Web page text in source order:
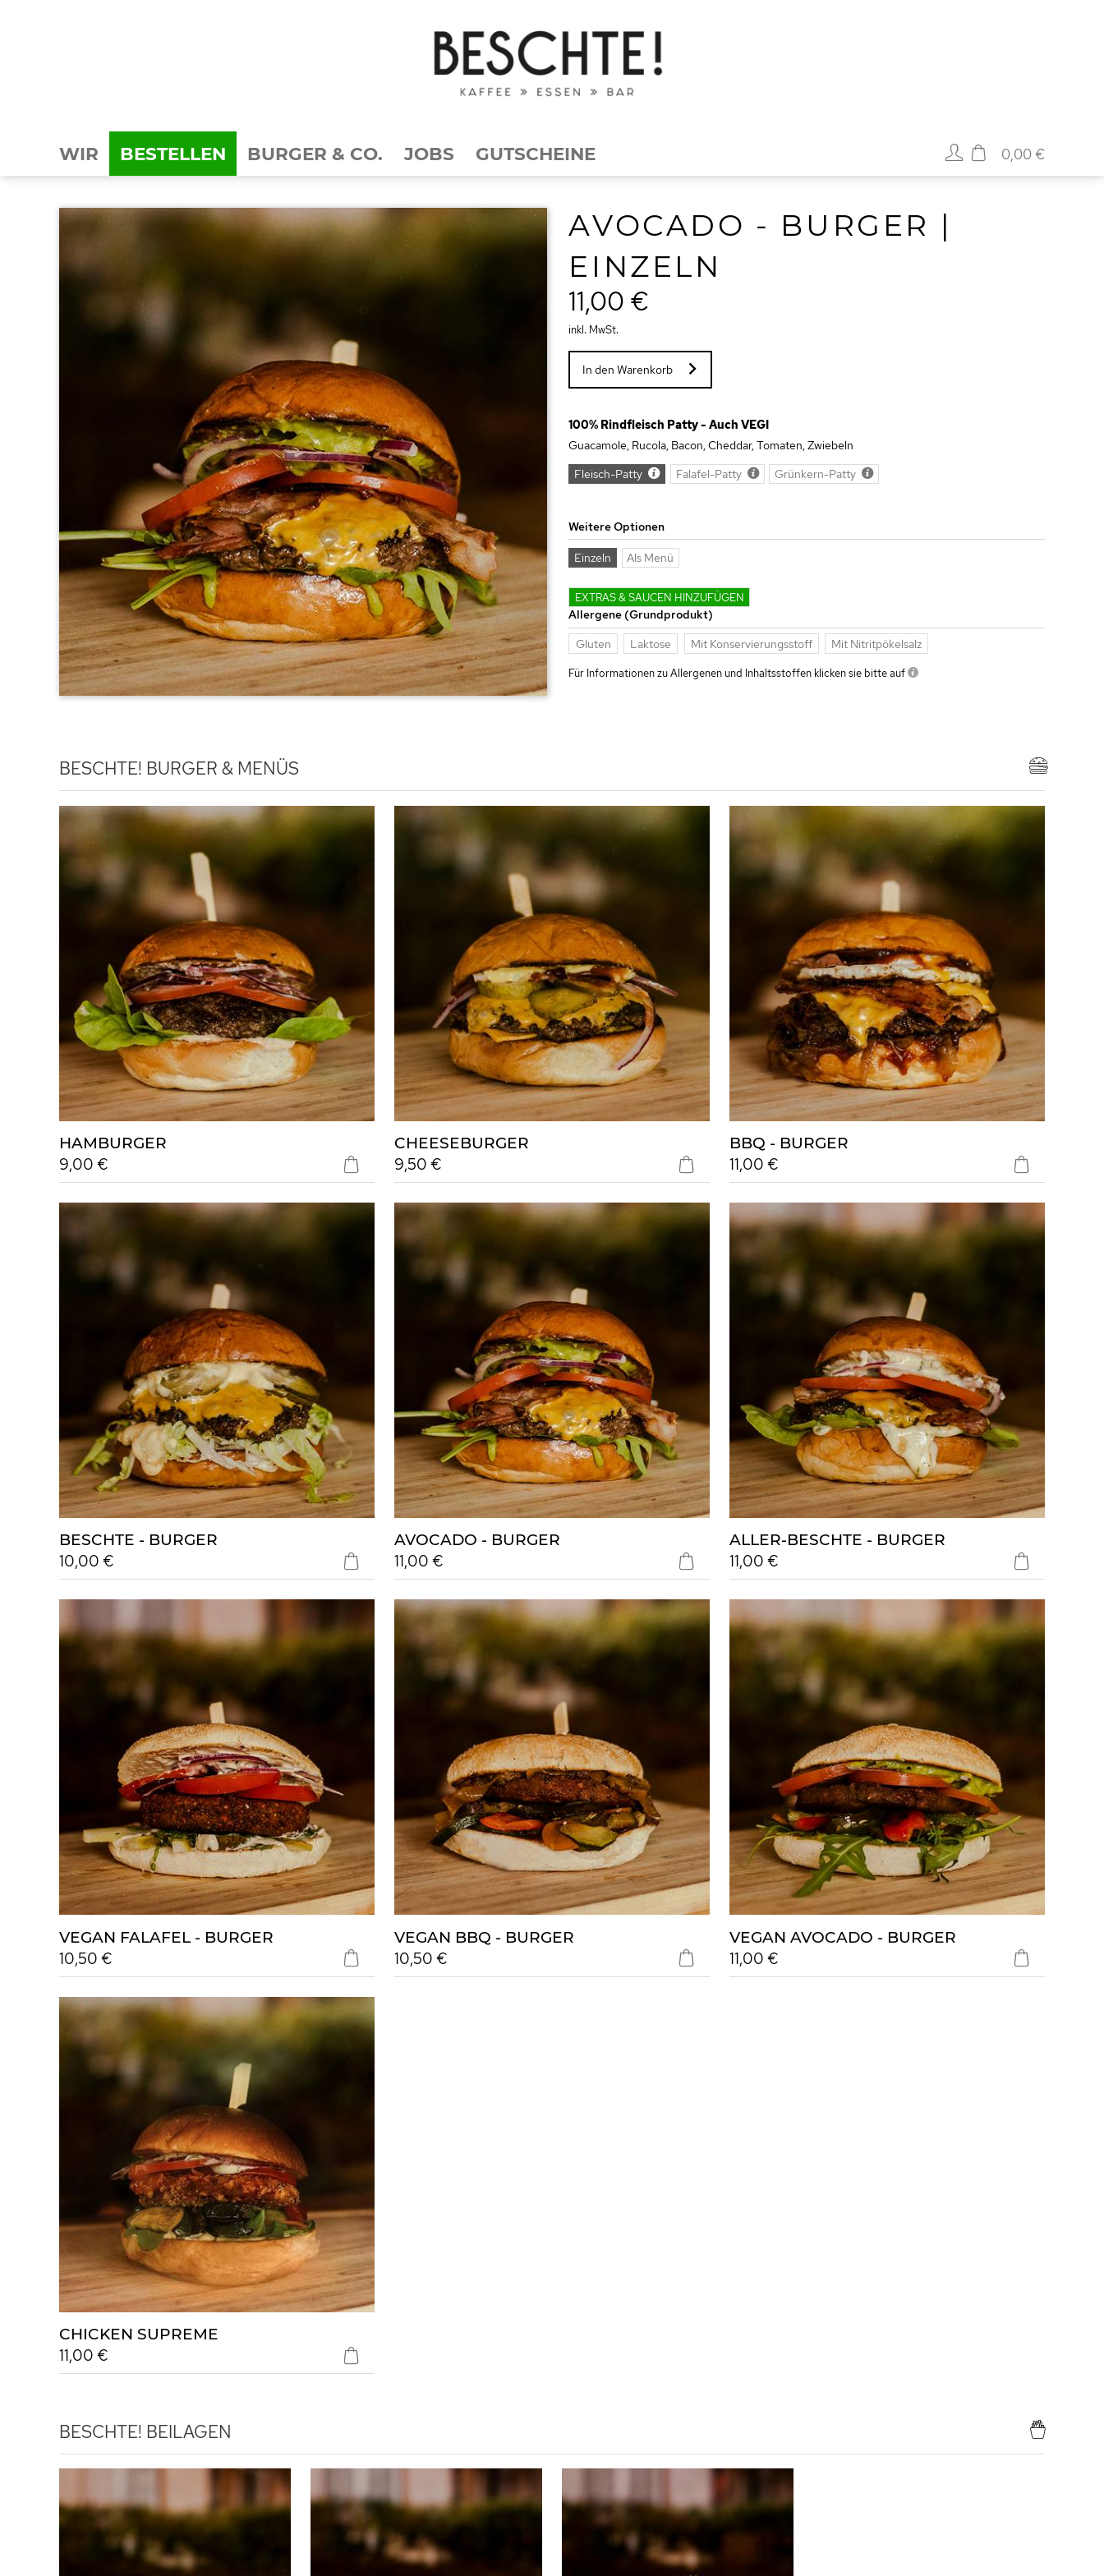
WIR
BESTELLEN
BEILAGEN
SALATE
GETRÄNKE
BURGER & CO. JOBS GUTSCHEINE 0,00 €
AVOCADO - BURGER |
EINZELN
11,00 €
inkl. MwSt.
In den Warenkorb
100% Rindfleisch Patty - Auch VEGI
Guacamole, Rucola, Bacon, Cheddar, Tomaten, Zwiebeln
Fleisch-Patty
Falafel-Patty Grünkern-Patty
Weitere Optionen
Einzeln Als Menü
EXTRAS & SAUCEN HINZUFÜGEN
Allergene (Grundprodukt)
Gluten
Laktose Mit Konservierungsstoff Mit Nitritpökelsalz
Für Informationen zu Allergenen und Inhaltsstoffen klicken sie bitte auf
BESCHTE! BURGER & MENÜS
HAMBURGER
9,00 €
CHEESEBURGER
9,50 €
BBQ - BURGER
11,00 €
BESCHTE - BURGER
10,00 €
AVOCADO - BURGER
11,00 €
ALLER-BESCHTE - BURGER
11,00 €
VEGAN FALAFEL - BURGER
10,50 €
VEGAN BBQ - BURGER
10,50 €
VEGAN AVOCADO - BURGER
11,00 €
CHICKEN SUPREME
11,00 €
BESCHTE! BEILAGEN